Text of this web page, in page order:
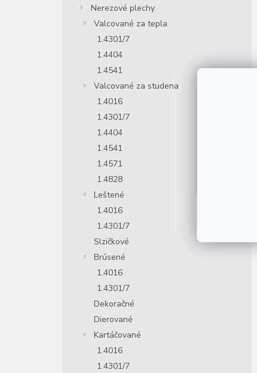
Nerezové plechy
Valcované za tepla
1.4301/7
1.4404
1.4541
Valcované za studena
1.4016
1.4301/7
1.4404
1.4541
1.4571
1.4828
Leštené
1.4016
1.4301/7
Slzičkové
Brúsené
1.4016
1.4301/7
Dekoračné
Dierované
Kartáčované
1.4016
1.4301/7